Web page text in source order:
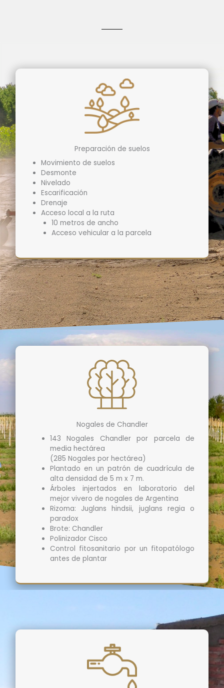
Preparación de suelos
Movimiento de suelos
Desmonte
Nivelado
Escarificación
Drenaje
Acceso local a la ruta
10 metros de ancho
Acceso vehicular a la parcela
Nogales de Chandler
143 Nogales Chandler por parcela de
media hectárea
(285 Nogales por hectárea)
Plantado en un patrón de cuadrícula de
alta densidad de 5 m x 7 m.
Árboles injertados en laboratorio del
mejor vivero de nogales de Argentina
Rizoma: Juglans hindsii, juglans regia o
paradox
Brote: Chandler
Polinizador Cisco
Control fitosanitario por un fitopatólogo
antes de plantar